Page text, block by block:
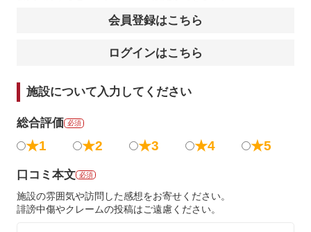
会員登録はこちら
ログインはこちら
施設について入力してください
総合評価 必須
★1 ★2 ★3 ★4 ★5
口コミ本文 必須
施設の雰囲気や訪問した感想をお寄せください。
誹謗中傷やクレームの投稿はご遠慮ください。